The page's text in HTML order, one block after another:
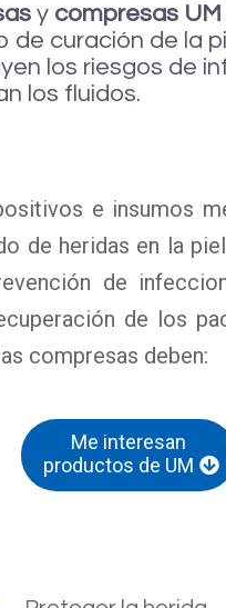
y compresas UM
de curación de la
los riesgos de
los fluidos.
e insumos
de heridas en la
de
de los
compresas deben:
Me interesan
productos de UM